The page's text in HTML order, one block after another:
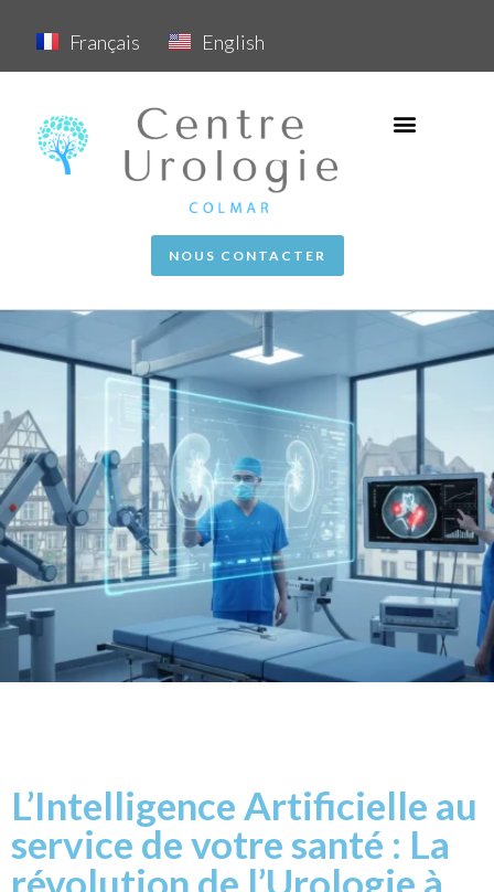
Français English
NOUS CONTACTER
L’Intelligence Artificielle au
service de votre santé : La
révolution de l’Urologie à